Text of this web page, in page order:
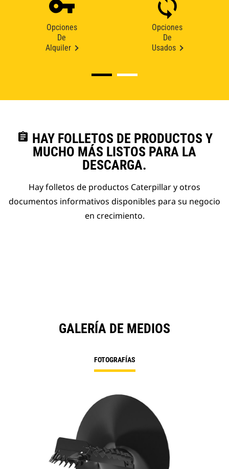
Opciones
De
Alquiler
Opciones
De
Usados
assignment HAY FOLLETOS DE PRODUCTOS Y
MUCHO MÁS LISTOS PARA LA
DESCARGA.
Hay folletos de productos Caterpillar y otros
documentos informativos disponibles para su negocio
en crecimiento.
GALERÍA DE MEDIOS
FOTOGRAFÍAS